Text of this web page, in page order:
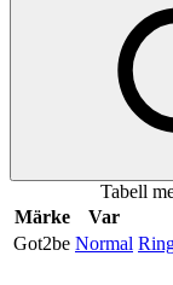
Mat och
Evenemang
Inspiration
Tabell
Märke
Var
Got2be Normal